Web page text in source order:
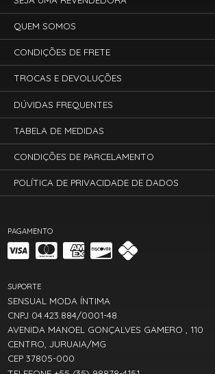
PAGAMENTO
SUPORTE
SENSUAL MODA ÍNTIMA
CNPJ 04.423.884/0001-48
AVENIDA MANOEL GONÇALVES GAMERO , 110
CENTRO, JURUAIA/MG
CEP 37805-000
QUEM SOMOS
CONDIÇÕES DE FRETE
TROCAS E DEVOLUÇÕES
DÚVIDAS FREQUENTES
TABELA DE MEDIDAS
CONDIÇÕES DE PARCELAMENTO
POLÍTICA DE PRIVACIDADE DE DADOS